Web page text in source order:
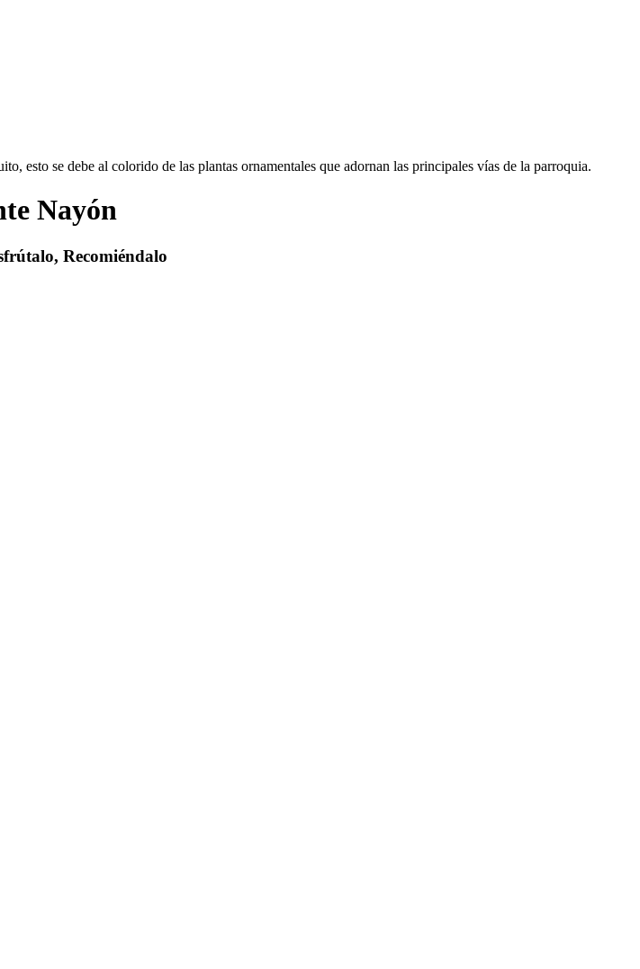
esto se debe al colorido de las plantas ornamentales que adornan las principales vías de la parroquia.
Nayón
Recomiéndalo